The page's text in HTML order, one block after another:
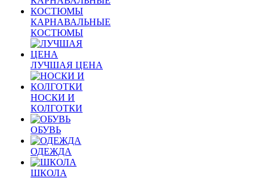
КАРНАВАЛЬНЫЕ
КОСТЮМЫ
ЛУЧШАЯ ЦЕНА
НОСКИ И
КОЛГОТКИ
ОБУВЬ
ОДЕЖДА
ШКОЛА